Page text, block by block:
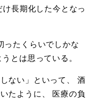
長期化した今となっ
ったくらいでしかな
とは思っている。
ない」といって、 酒
たように、 医療の負